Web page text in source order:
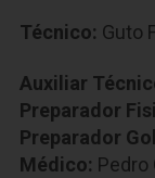
Técnico: Guto
Auxiliar
Preparador
Preparador
Médico: Pedro